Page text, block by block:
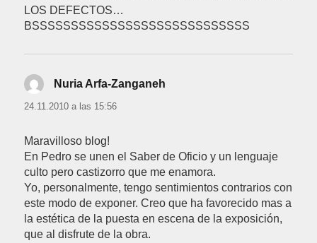
LOS DEFECTOS…
BSSSSSSSSSSSSSSSSSSSSSSSSSSSS
Nuria Arfa-Zanganeh
24.11.2010 a las 15:56
Maravilloso blog!
En Pedro se unen el Saber de Oficio y un lenguaje
culto pero castizorro que me enamora.
Yo, personalmente, tengo sentimientos contrarios con
este modo de exponer. Creo que ha favorecido mas a
la estética de la puesta en escena de la exposición,
que al disfrute de la obra.